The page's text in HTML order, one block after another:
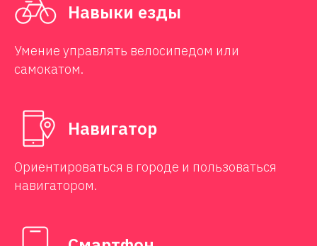
Навыки езды
Умение управлять велосипедом или
самокатом.
Навигатор
Ориентироваться в городе и пользоваться
навигатором.